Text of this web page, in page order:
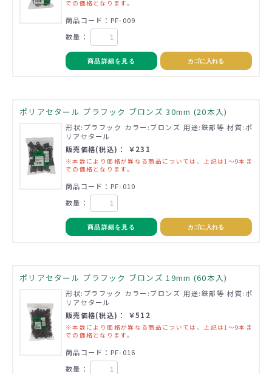
での価格となります。
商品コード：PF-009
数量：
商品詳細を見る カゴに入れる
ポリアセタール プラフック ブロンズ 30mm (20本入)
形状:プラフック カラー:ブロンズ 用途:鉄部等 材質:ポ
リアセタール
販売価格(税込)： ￥231
※本数により価格が異なる商品については、上記は1～9本ま
での価格となります。
商品コード：PF-010
数量：
商品詳細を見る カゴに入れる
ポリアセタール プラフック ブロンズ 19mm (60本入)
形状:プラフック カラー:ブロンズ 用途:鉄部等 材質:ポ
リアセタール
販売価格(税込)： ￥512
※本数により価格が異なる商品については、上記は1～9本ま
での価格となります。
商品コード：PF-016
数量：